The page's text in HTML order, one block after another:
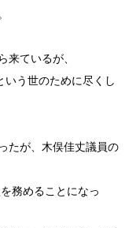
来ているが、
いう世のために尽くし
たが、木俣佳丈議員の
務めることになっ